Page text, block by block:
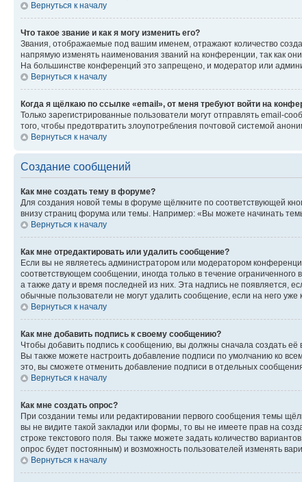
Вернуться к началу
Что такое звание и как я могу изменить его?
Звания, отображаемые под вашим именем, отражают количество
напрямую изменять наименования званий на конференции, так как
На большинстве конференций это запрещено, и модератор или
Вернуться к началу
Когда я щёлкаю по ссылке «email», от меня требуют войти на
Только зарегистрированные пользователи могут отправлять email-
того, чтобы предотвратить злоупотребления почтовой системой
Вернуться к началу
Создание сообщений
Как мне создать тему в форуме?
Для создания новой темы в форуме щёлкните по соответствующей
внизу страниц форума или темы. Например: «Вы можете начинать
Вернуться к началу
Как мне отредактировать или удалить сообщение?
Если вы не являетесь администратором или модератором
соответствующем сообщении, иногда только в течение
а также дату и время последней из них. Эта надпись не появляется,
обычные пользователи не могут удалить сообщение, если на него уже
Вернуться к началу
Как мне добавить подпись к своему сообщению?
Чтобы добавить подпись к сообщению, вы должны сначала создать
Вы также можете настроить добавление подписи по умолчанию ко
это, вы сможете отменить добавление подписи в отдельных
Вернуться к началу
Как мне создать опрос?
При создании темы или редактировании первого сообщения темы
вы не видите такой закладки или формы, то вы не имеете прав на
строке текстового поля. Вы также можете задать количество
опрос будет постоянным) и возможность пользователей изменять
Вернуться к началу